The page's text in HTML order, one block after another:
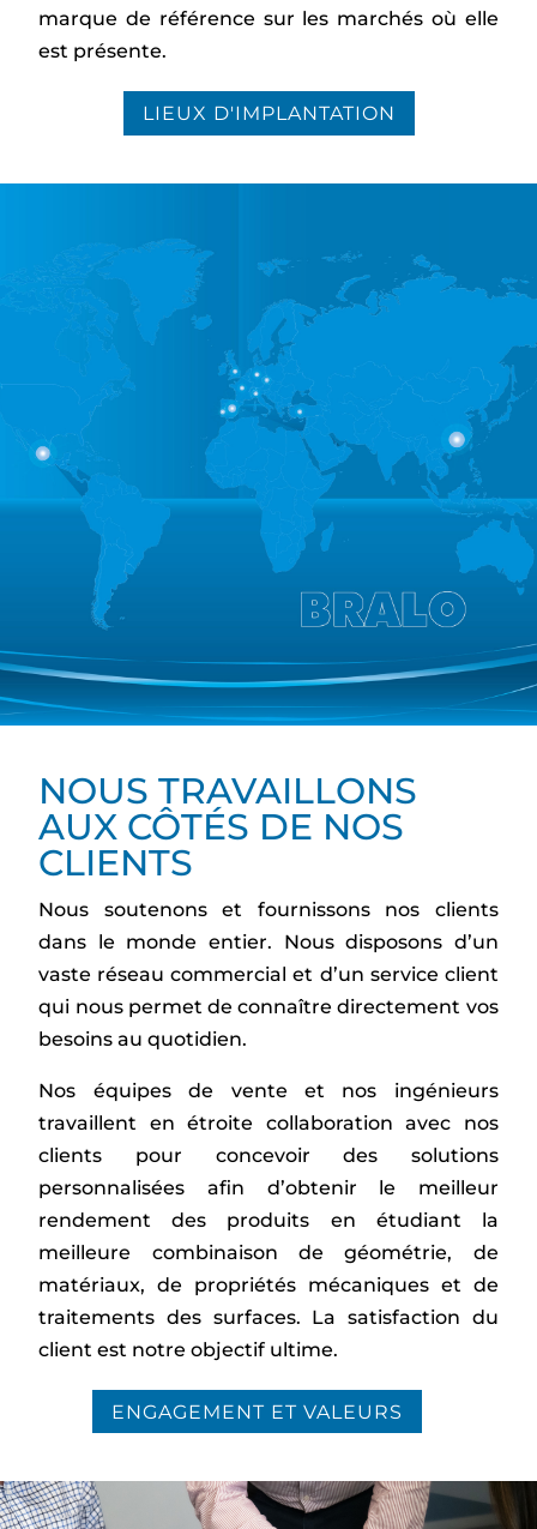
marque de référence sur les marchés où elle
est présente.
LIEUX D'IMPLANTATION
NOUS TRAVAILLONS
AUX CÔTÉS DE NOS
CLIENTS
Nous soutenons et fournissons nos clients
dans le monde entier. Nous disposons d’un
vaste réseau commercial et d’un service client
qui nous permet de connaître directement vos
besoins au quotidien.
Nos équipes de vente et nos ingénieurs
travaillent en étroite collaboration avec nos
clients pour concevoir des solutions
personnalisées afin d’obtenir le meilleur
rendement des produits en étudiant la
meilleure combinaison de géométrie, de
matériaux, de propriétés mécaniques et de
traitements des surfaces. La satisfaction du
client est notre objectif ultime.
ENGAGEMENT ET VALEURS